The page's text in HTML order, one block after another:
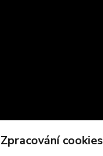
Zpracování cookies